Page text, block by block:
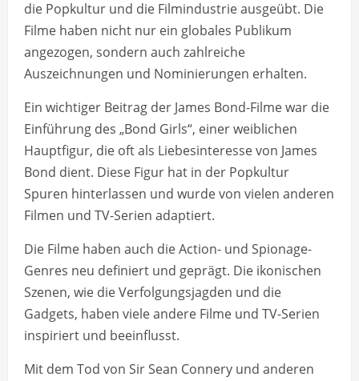
die Popkultur und die Filmindustrie ausgeübt. Die
Filme haben nicht nur ein globales Publikum
angezogen, sondern auch zahlreiche
Auszeichnungen und Nominierungen erhalten.
Ein wichtiger Beitrag der James Bond-Filme war die
Einführung des „Bond Girls“, einer weiblichen
Hauptfigur, die oft als Liebesinteresse von James
Bond dient. Diese Figur hat in der Popkultur
Spuren hinterlassen und wurde von vielen anderen
Filmen und TV-Serien adaptiert.
Die Filme haben auch die Action- und Spionage-
Genres neu definiert und geprägt. Die ikonischen
Szenen, wie die Verfolgungsjagden und die
Gadgets, haben viele andere Filme und TV-Serien
inspiriert und beeinflusst.
Mit dem Tod von Sir Sean Connery und anderen